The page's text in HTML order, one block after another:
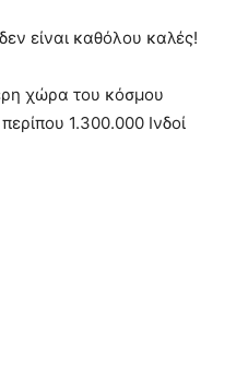
είναι καθόλου καλές!
χώρα του κόσμου
1.300.000 Ινδοί